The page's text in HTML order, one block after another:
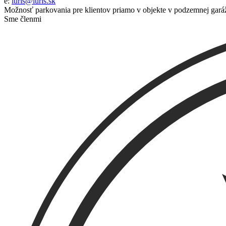
Možnosť parkovania pre klientov priamo v objekte v podzemnej
Sme členmi